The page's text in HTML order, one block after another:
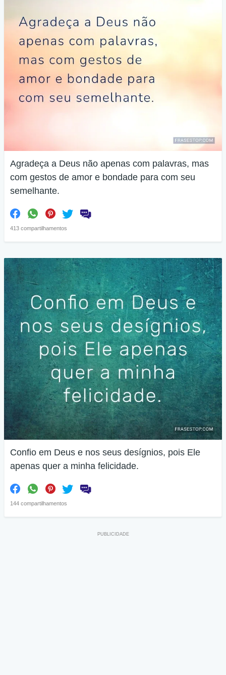
Agradeça a Deus não apenas com palavras, mas
com gestos de amor e bondade para com seu
semelhante.
413 compartilhamentos
Confio em Deus e nos seus desígnios, pois Ele
apenas quer a minha felicidade.
144 compartilhamentos